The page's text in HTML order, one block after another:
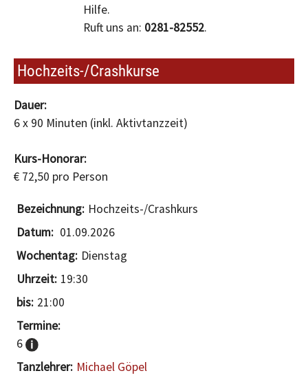
Hilfe.
Ruft uns an: 0281-82552.
Hochzeits-/Crashkurse
Dauer:
6 x 90 Minuten (inkl. Aktivtanzzeit)
Kurs-Honorar:
€ 72,50 pro Person
Hochzeits-/Crashkurs
01.09.2026
Dienstag
19:30
21:00
6
Michael Göpel